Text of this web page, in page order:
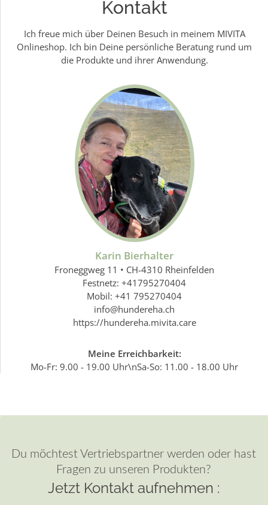
Kontakt
Ich freue mich über Deinen Besuch in meinem MIVITA
Onlineshop. Ich bin Deine persönliche Beratung rund um
die Produkte und ihrer Anwendung.
Karin Bierhalter
Froneggweg 11 • CH-4310 Rheinfelden
Festnetz: +41795270404
Mobil: +41 795270404
info@hundereha.ch
https://hundereha.mivita.care
Meine Erreichbarkeit:
Mo-Fr: 9.00 - 19.00 Uhr\nSa-So: 11.00 - 18.00 Uhr
Du möchtest Vertriebspartner werden oder hast
Fragen zu unseren Produkten?
Jetzt Kontakt aufnehmen :